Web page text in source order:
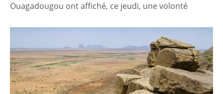
Ouagadougou ont affiché, ce jeudi, une volonté